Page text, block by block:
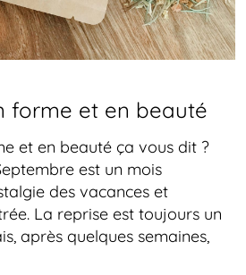
forme et en beauté
et en beauté ça vous dit ?
est un mois
des vacances et
La reprise est toujours un
après quelques semaines,